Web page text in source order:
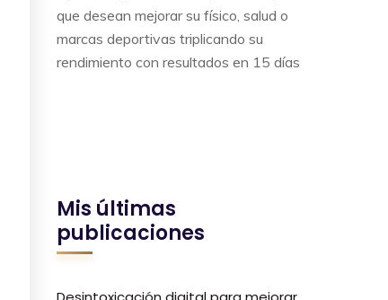
que desean mejorar su físico, salud o
marcas deportivas triplicando su
rendimiento con resultados en 15 días
Mis últimas
publicaciones